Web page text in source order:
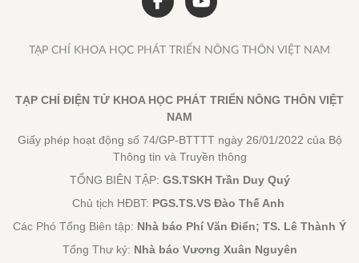
TẠP CHÍ KHOA HỌC PHÁT TRIỂN NÔNG THÔN VIỆT NAM
TẠP CHÍ ĐIỆN TỬ KHOA HỌC PHÁT TRIỂN NÔNG THÔN VIỆT
NAM
Giấy phép hoạt động số 74/GP-BTTTT ngày 26/01/2022 của Bộ
Thông tin và Truyền thông
TỔNG BIÊN TẬP: GS.TSKH Trần Duy Quý
Chủ tịch HĐBT: PGS.TS.VS Đào Thế Anh
Các Phó Tổng Biên tập: Nhà báo Phí Văn Điển; TS. Lê Thành Ý
Tổng Thư ký: Nhà báo Vương Xuân Nguyên